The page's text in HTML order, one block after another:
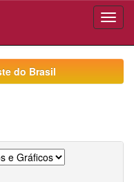
do Brasil